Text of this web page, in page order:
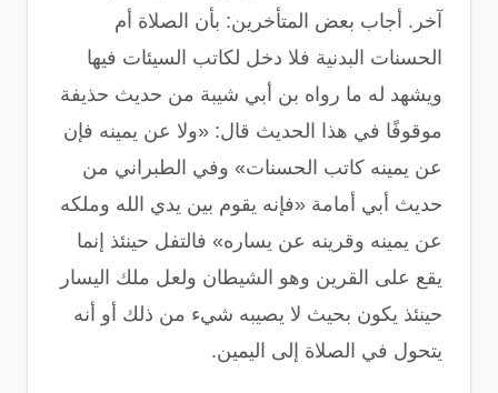
آخر. أجاب بعض المتأخرين: بأن الصلاة أم
الحسنات البدنية فلا دخل لكاتب السيئات فيها
ويشهد له ما رواه بن أبي شيبة من حديث حذيفة
موقوفًا في هذا الحديث قال: «ولا عن يمينه فإن
عن يمينه كاتب الحسنات» وفي الطبراني من
حديث أبي أمامة «فإنه يقوم بين يدي الله وملكه
عن يمينه وقرينه عن يساره» فالتفل حينئذ إنما
يقع على القرين وهو الشيطان ولعل ملك اليسار
حينئذ يكون بحيث لا يصيبه شيء من ذلك أو أنه
يتحول في الصلاة إلى اليمين.